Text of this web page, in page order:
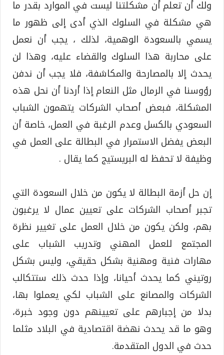
ولك أن تعلم أن مشكلتنا ليست في الموارد بقدر ما
هي مشكلة في السلوك الذي أدى إلى ظهور ما
يسمي بالسعودة الوهمية، لذلك ، يجب أن نعمل
على محاربة هذا السلوك والقضاء عليه، وهذا لن
يحدث إلا بالمصارحة والمكاشفة، فلا يجب أن ندفن
رؤوسنا في الرمال مثل النعام إذا أردنا أن نحل هذه
المشكلة، فبعض أصحاب الشركات يتهمون الشباب
السعودي بالكسل وعدم الرغبة في العمل، خاصة أن
البعض يفضل الاستمرار في البطالة على العمل في
وظيفة لا تحفظ له البريستيج كما يقال .
إن حل أزمة البطالة لا يكون من خلال السعودة التي
تجبر أصحاب الشركات على تعيين عمال لا يرغبون
بهم، ولكن يكون من خلال العمل على تغيير نظرة
المجتمع للعمل المهني وتدريب الشباب على
مهارات فنية ومهنية بشكل حقيقي، وليس بشكل
روتيني كما يحدث أحيانا، وإذا حدث ذلك ستتكالب
الشركات والمصانع على الشباب لكي يعملوا بها،
بدلا من إجبارهم على تعيينهم دون وجود خبرة،
وهو ما قد يحدث نهضة اقتصادية في البلاد مثلما
حدث في الدول المتقدمة.